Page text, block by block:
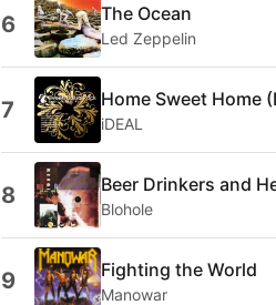
6 The Ocean
Led Zeppelin
7 Home Sweet Home
iDEAL
8 Beer Drinkers and
Blohole
9 Fighting the World
Manowar